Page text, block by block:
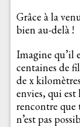
Grâce à la
bien au-delà !
Imagine qu’il
centaines de
de x
envies, qui
rencontre que
n’est pas